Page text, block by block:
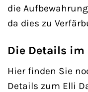
die
da dies zu
Die Details
Hier finden Sie
Details zum Elli